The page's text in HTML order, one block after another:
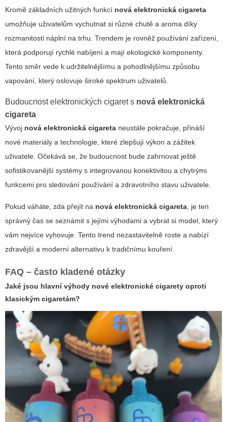
Kromě základních užitných funkcí nová elektronická cigareta
umožňuje uživatelům vychutnat si různé chutě a aroma díky
rozmanitosti náplní na trhu. Trendem je rovněž používání zařízení,
která podporují rychlé nabíjení a mají ekologické komponenty.
Tento směr vede k udržitelnějšímu a pohodlnějšímu způsobu
vapování, který oslovuje široké spektrum uživatelů.
Budoucnost elektronických cigaret s nová elektronická
cigareta
Vývoj nová elektronická cigareta neustále pokračuje, přináší
nové materiály a technologie, které zlepšují výkon a zážitek
uživatele. Očekává se, že budoucnost bude zahrnovat ještě
sofistikovanější systémy s integrovanou konektivitou a chytrými
funkcemi pro sledování používání a zdravotního stavu uživatele.
Pokud váháte, zda přejít na nová elektronická cigareta , je ten
správný čas se seznámit s jejími výhodami a vybrat si model, který
vám nejvíce vyhovuje. Tento trend nezastavitelně roste a nabízí
zdravější a moderní alternativu k tradičnímu kouření.
FAQ – často kladené otázky
Jaké jsou hlavní výhody nové elektronické cigarety oproti
klasickým cigaretám?